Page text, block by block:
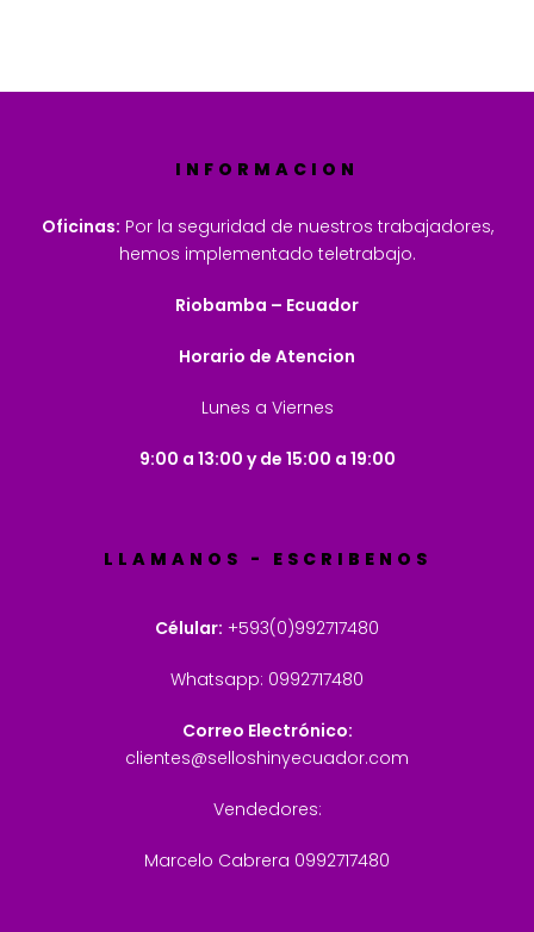
INFORMACION
Oficinas: Por la seguridad de nuestros trabajadores,
hemos implementado teletrabajo.
Riobamba – Ecuador
Horario de Atencion
Lunes a Viernes
9:00 a 13:00 y de 15:00 a 19:00
LLAMANOS - ESCRIBENOS
Célular: +593(0)992717480
Whatsapp: 0992717480
Correo Electrónico:
clientes@selloshinyecuador.com
Vendedores:
Marcelo Cabrera 0992717480